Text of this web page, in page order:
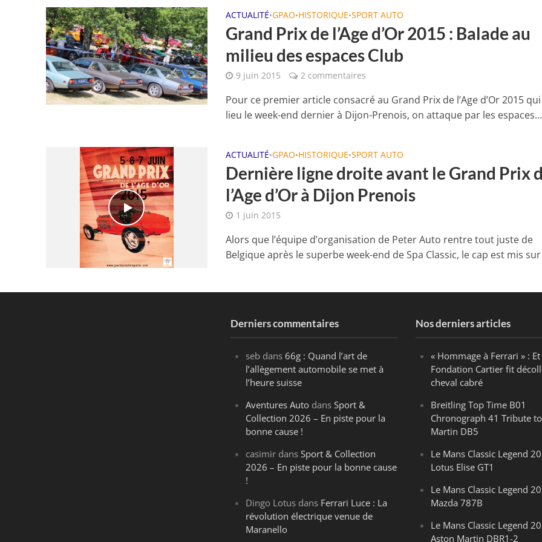
ACTUALITÉ•GPAO•HISTORIQUE•SPORT AUTO
Grand Prix de l’Age d’Or 2015 : Balade au
milieu des espaces Club
9 juin 2015 2 commentaires
Pour ce premier article consacré au Grand Prix de l’Age d’Or 2015
lieu le week-end dernier à Dijon-Prenois, on attaque par les espaces...
ACTUALITÉ•GPAO•HISTORIQUE•SPORT AUTO
Dernière ligne droite avant le Grand Prix
l’Age d’Or à Dijon Prenois
1 juin 2015
Alors que l’équipe d’organisation de Peter Auto rentre tout juste de
Belgique après le superbe week-end de Spa Classic, le cap est mis sur
Derniers commentaires
seb dans66g : Quand l’art de
l’allègement automobile se met à
l’heure suisse
Aventures Auto dansSport &
Collection 2026 – En piste pour la
bonne cause !
casimir dansSport & Collection
2026 – En piste pour la bonne cause
!
Dingo Lotus dans Ferrari Luce : La
révolution électrique venue de
Maranello
Nos derniers articles
« Hommage à Ferrari » : Et
Fondation Cartier fit
cheval cabré
Breitling Top Time B01
Chronograph 41 Tribute
Martin DB5
Le Mans Classic Legend
Lotus Elise GT1
Le Mans Classic Legend
Mazda 787B
Le Mans Classic Legend
Aston Martin DBR1-2